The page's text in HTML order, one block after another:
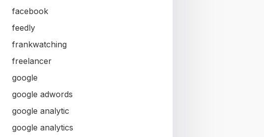
facebook
feedly
frankwatching
freelancer
google
google adwords
google analytic
google analytics